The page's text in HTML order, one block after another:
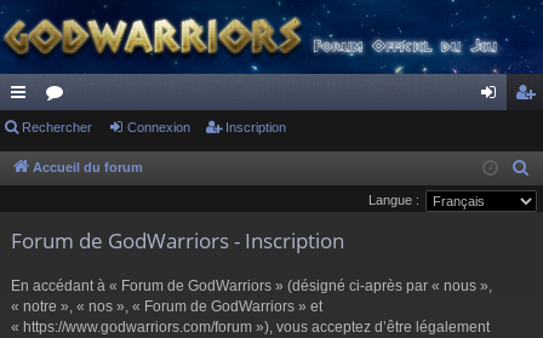
ac
co
ci
or
u
s
ne cri
pti
Rechercher Connexion Inscription
Accueil du forum
e
Langue :
Forum de GodWarriors - Inscription
En accédant à « Forum de GodWarriors » (désigné ci-après par « nous »,
« notre », « nos », « Forum de GodWarriors » et
« https://www.godwarriors.com/forum »), vous acceptez d’être légalement